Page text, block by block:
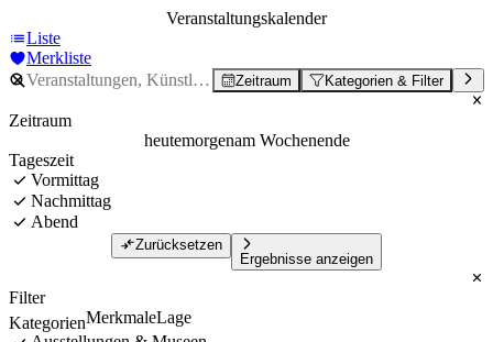
Veranstaltungskalender
Liste
Merkliste
Zeitraum Kategorien & Filter
Zeitraum
heutemorgenam Wochenende
Tageszeit
Vormittag
Nachmittag
Abend
Zurücksetzen
Ergebnisse anzeigen
Filter
KategorienMerkmaleLage